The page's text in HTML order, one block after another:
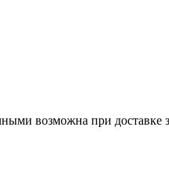
возможна при доставке